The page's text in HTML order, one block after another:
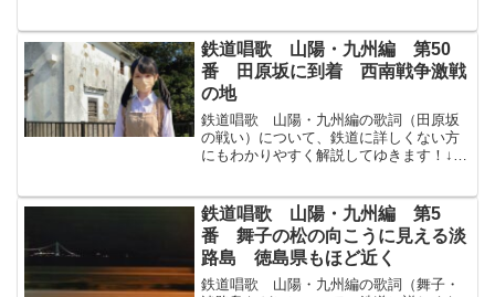
んり仙醉島せんすいじまを前にして煙け
むりにぎはふ海士あまの...
鉄道唱歌 山陽・九州編 第50
番 田原坂に到着 西南戦争激戦
の地
鉄道唱歌 山陽・九州編の歌詞（田原坂
の戦い）について、鉄道に詳しくない方
にもわかりやすく解説してゆきます！↓ま
ざか見にゆく人は木葉このはよりおりて
道きけ里人さとびとにさ...
鉄道唱歌 山陽・九州編 第5
番 舞子の松の向こうに見える淡
路島 徳島県もほど近く
鉄道唱歌 山陽・九州編の歌詞（舞子・